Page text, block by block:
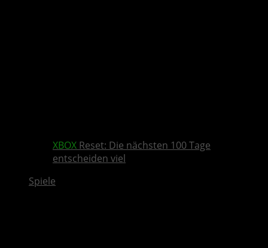
XBOX Reset: Die nächsten 100 Tage
entscheiden viel
Spiele